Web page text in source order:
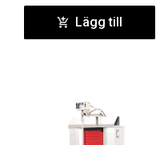
Lägg till